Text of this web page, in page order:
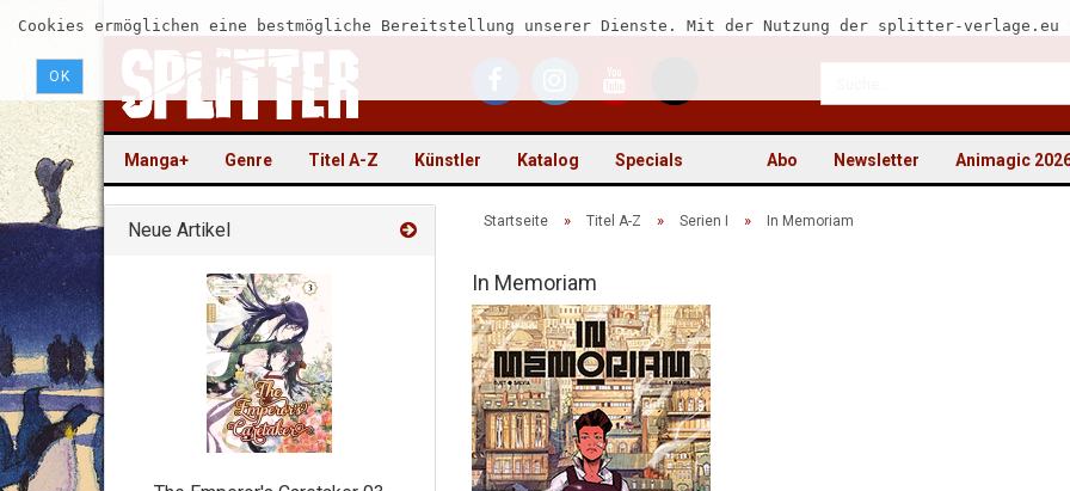
Cookies ermöglichen eine bestmögliche Bereitstellung unserer Dienste. Mit der Nutzung der splitter-
OK
Manga+ Genre Titel A-Z Künstler Katalog Specials Animagic
Newsletter
Abo
Startseite » Titel A-Z » Serien I » In Memoriam
In Memoriam
Neue Artikel